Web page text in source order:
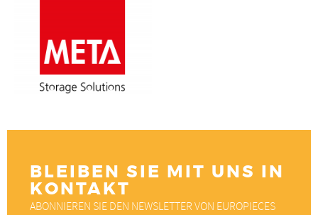
BLEIBEN SIE MIT UNS IN
KONTAKT
ABONNIEREN SIE DEN NEWSLETTER VON EUROPIECES